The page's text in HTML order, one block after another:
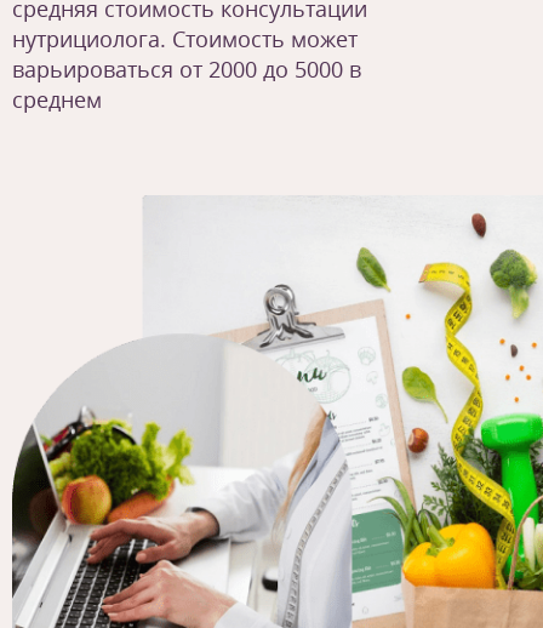
средняя стоимость консультации
нутрициолога. Стоимость может
варьироваться от 2000 до 5000 в
среднем